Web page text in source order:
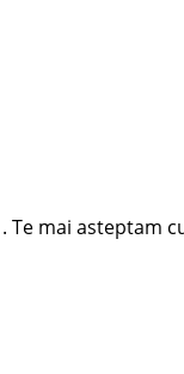
mai asteptam